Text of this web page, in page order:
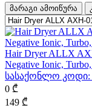
მარაგი ამოიწურა
Hair Dryer ALLX
Negative Ionic,
სასაქონლო კოდი:
0 ₾
149 ₾